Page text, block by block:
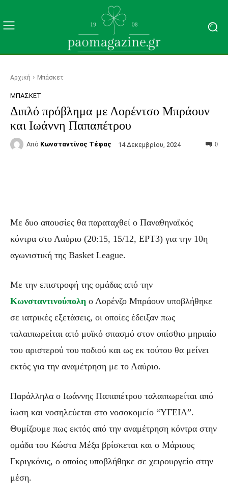
Αρχική Μπάσκετ
ΜΠΆΣΚΕΤ
Διπλό πρόβλημα με Λορέντσο Μπράουν
και Ιωάννη Παπαπέτρου
Από Κωνσταντίνος Τέφας 14 Δεκεμβρίου, 2024 0
Με δυο απουσίες θα παραταχθεί ο Παναθηναϊκός
κόντρα στο Λαύριο (20:15, 15/12, ΕΡΤ3) για την 10η
αγωνιστική της Basket League.
Με την επιστροφή της ομάδας από την
Κωνσταντινούπολη ο Λορένζο Μπράουν υποβλήθηκε
σε ιατρικές εξετάσεις, οι οποίες έδειξαν πως
ταλαιπωρείται από μυϊκό σπασμό στον οπίσθιο μηριαίο
του αριστερού του ποδιού και ως εκ τούτου θα μείνει
εκτός για την αναμέτρηση με το Λαύριο.
Παράλληλα ο Ιωάννης Παπαπέτρου ταλαιπωρείται από
ίωση και νοσηλεύεται στο νοσοκομείο “ΥΓΕΙΑ”.
Θυμίζουμε πως εκτός από την αναμέτρηση κόντρα στην
ομάδα του Κώστα Μέξα βρίσκεται και ο Μάριους
Γκριγκόνις, ο οποίος υποβλήθηκε σε χειρουργείο στην
μέση.